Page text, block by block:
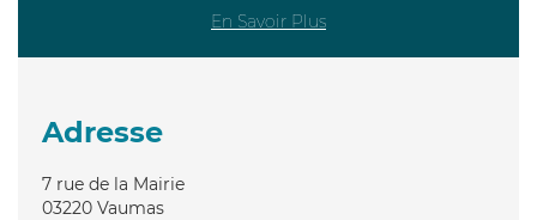
En Savoir Plus
Adresse
7 rue de la Mairie
03220 Vaumas